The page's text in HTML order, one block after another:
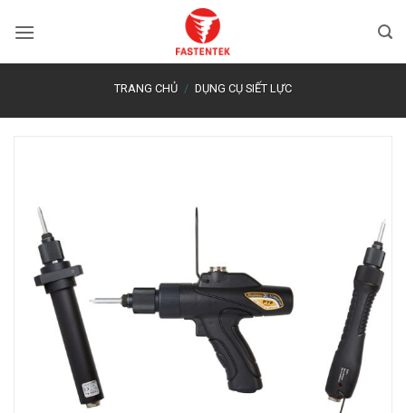
qua
TRANG CHỦ / DỤNG CỤ SIẾT LỰC